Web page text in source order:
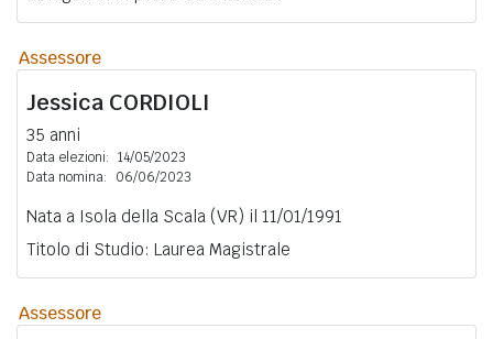
Assessore
Jessica CORDIOLI
35 anni
Data elezioni: 14/05/2023
Data nomina:
06/06/2023
Nata a Isola della Scala (VR) il 11/01/1991
Titolo di Studio: Laurea Magistrale
Assessore